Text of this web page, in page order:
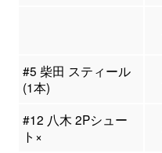
#5 柴田 スティール
(1本)
#12 八木 2Pシュー
ト×